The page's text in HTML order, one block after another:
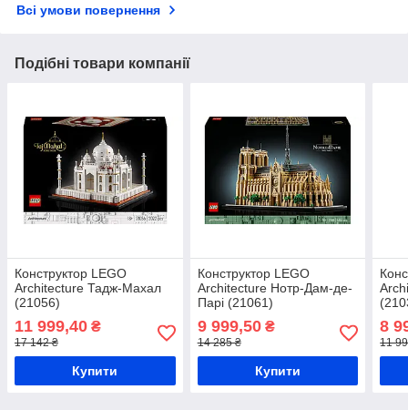
Всі умови повернення
Подібні товари компанії
Конструктор LEGO
Architecture Тадж-Махал
(21056)
11 999,40 ₴
17 142 ₴
Купити
Конструктор LEGO
Architecture Нотр-Дам-де-
Парі (21061)
9 999,50₴
14 285 ₴
Купити
8
11